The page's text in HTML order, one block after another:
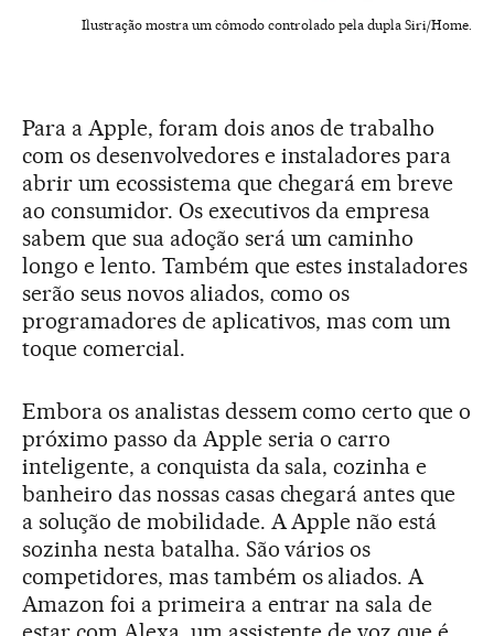
Ilustração mostra um cômodo controlado pela dupla Siri/Home.
Para a Apple, foram dois anos de trabalho
com os desenvolvedores e instaladores para
abrir um ecossistema que chegará em breve
ao consumidor. Os executivos da empresa
sabem que sua adoção será um caminho
longo e lento. Também que estes instaladores
serão seus novos aliados, como os
programadores de aplicativos, mas com um
toque comercial.
Embora os analistas dessem como certo que o
próximo passo da Apple seria o carro
inteligente, a conquista da sala, cozinha e
banheiro das nossas casas chegará antes que
a solução de mobilidade. A Apple não está
sozinha nesta batalha. São vários os
competidores, mas também os aliados. A
Amazon foi a primeira a entrar na sala de